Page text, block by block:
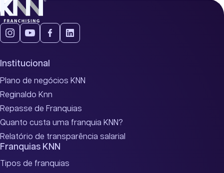
Institucional
Plano de negócios KNN
Reginaldo Knn
Repasse de Franquias
Quanto custa uma franquia KNN?
Relatório de transparência salarial
Franquias KNN
Tipos de franquias